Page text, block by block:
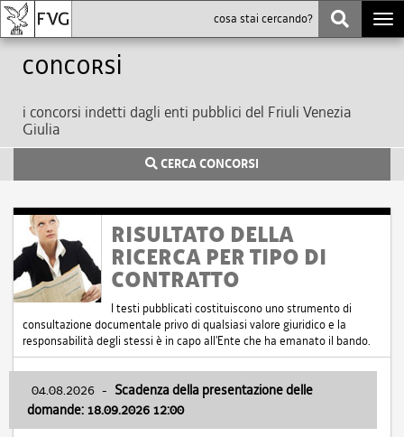
Concorsi
i concorsi indetti dagli enti pubblici del Friuli Venezia
Giulia
CERCA CONCORSI
RISULTATO DELLA
RICERCA PER TIPO DI
CONTRATTO
I testi pubblicati costituiscono uno strumento di
consultazione documentale privo di qualsiasi valore giuridico e la
responsabilità degli stessi è in capo all'Ente che ha emanato il bando.
04.08.2026 - Scadenza della presentazione delle
domande: 18.09.2026 12:00